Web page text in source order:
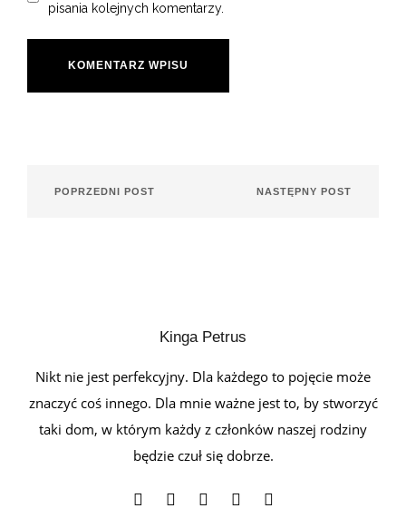
pisania kolejnych komentarzy.
POPRZEDNI POST NASTĘPNY POST
Kinga Petrus
Nikt nie jest perfekcyjny. Dla każdego to pojęcie może
znaczyć coś innego. Dla mnie ważne jest to, by stworzyć
taki dom, w którym każdy z członków naszej rodziny
będzie czuł się dobrze.